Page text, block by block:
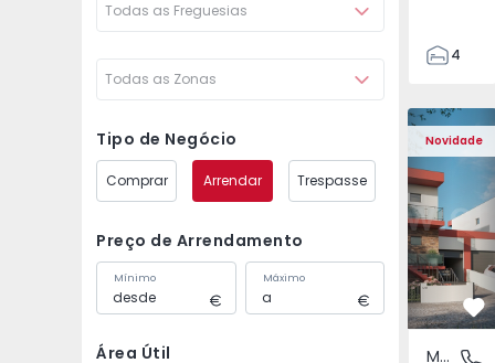
Todas as Freguesias
Todas as Zonas
Tipo de Negócio
Comprar Arrendar Trespasse
Preço de Arrendamento
Mínimo Máximo
Área Útil
4
135
193
240
Novidade
Moradia Geminada
Moradia
Moradia Geminada